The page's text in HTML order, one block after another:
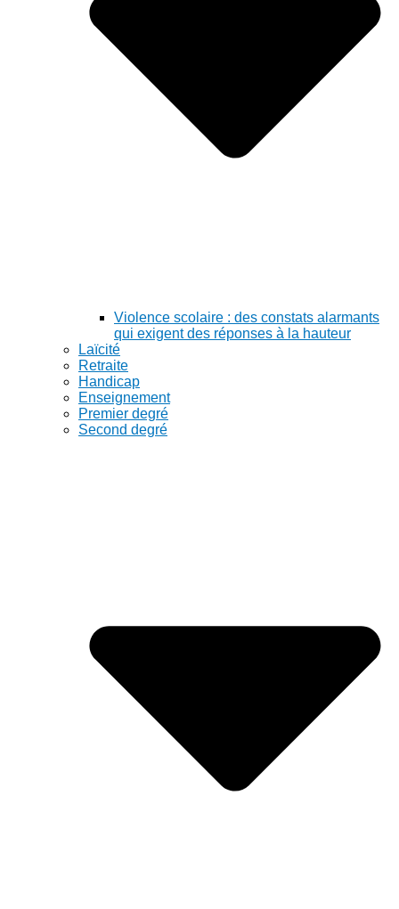
Violence scolaire : des constats alarmants
qui exigent des réponses à la hauteur
Laïcité
Retraite
Handicap
Enseignement
Premier degré
Second degré